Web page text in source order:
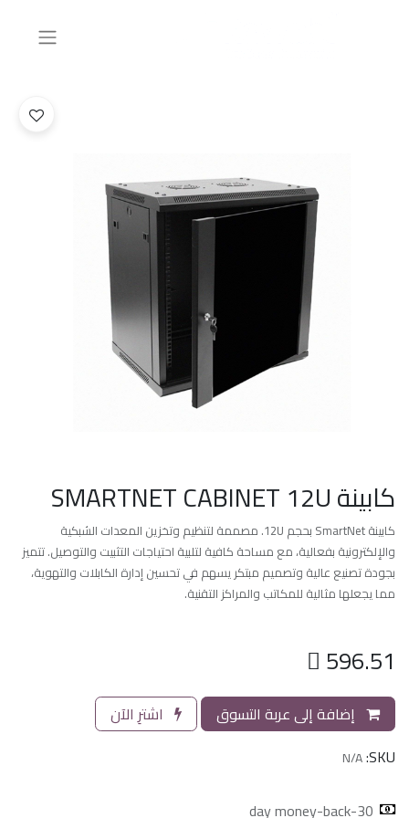
كابينة SMARTNET CABINET 12U
كابينة SmartNet بحجم 12U. مصممة لتنظيم وتخزين المعدات الشبكية
والإلكترونية بفعالية، مع مساحة كافية لتلبية احتياجات التثبيت والتوصيل. تتميز
بجودة تصنيع عالية وتصميم مبتكر يسهم في تحسين إدارة الكابلات والتهوية،
مما يجعلها مثالية للمكاتب والمراكز التقنية.
596.51
إضافة إلى عربة التسوق
اشترِ الآن
SKU:
N/A
30-day money-back